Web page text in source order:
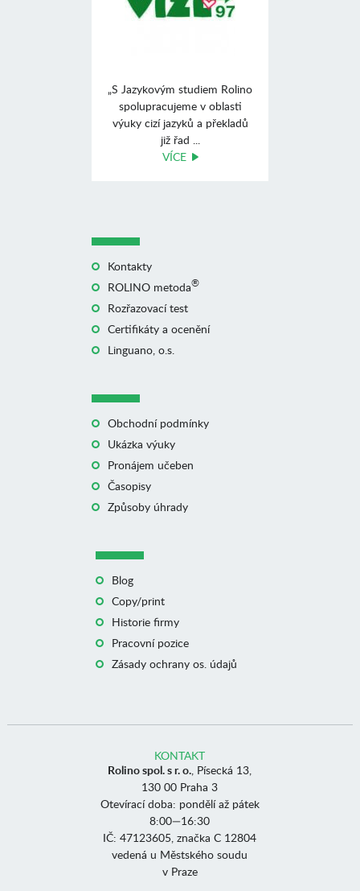
„S Jazykovým studiem Rolino
spolupracujeme v oblasti
výuky cizí jazyků a překladů
již řad ...
VÍCE
Kontakty
ROLINO metoda®
Rozřazovací test
Certifikáty a ocenění
Linguano, o.s.
Obchodní podmínky
Ukázka výuky
Pronájem učeben
Časopisy
Způsoby úhrady
Blog
Copy/print
Historie firmy
Pracovní pozice
Zásady ochrany os. údajů
KONTAKT
Rolino spol. s r. o., Písecká 13,
130 00 Praha 3
Otevírací doba: pondělí až pátek
8:00—16:30
IČ: 47123605, značka C 12804
vedená u Městského soudu
v Praze